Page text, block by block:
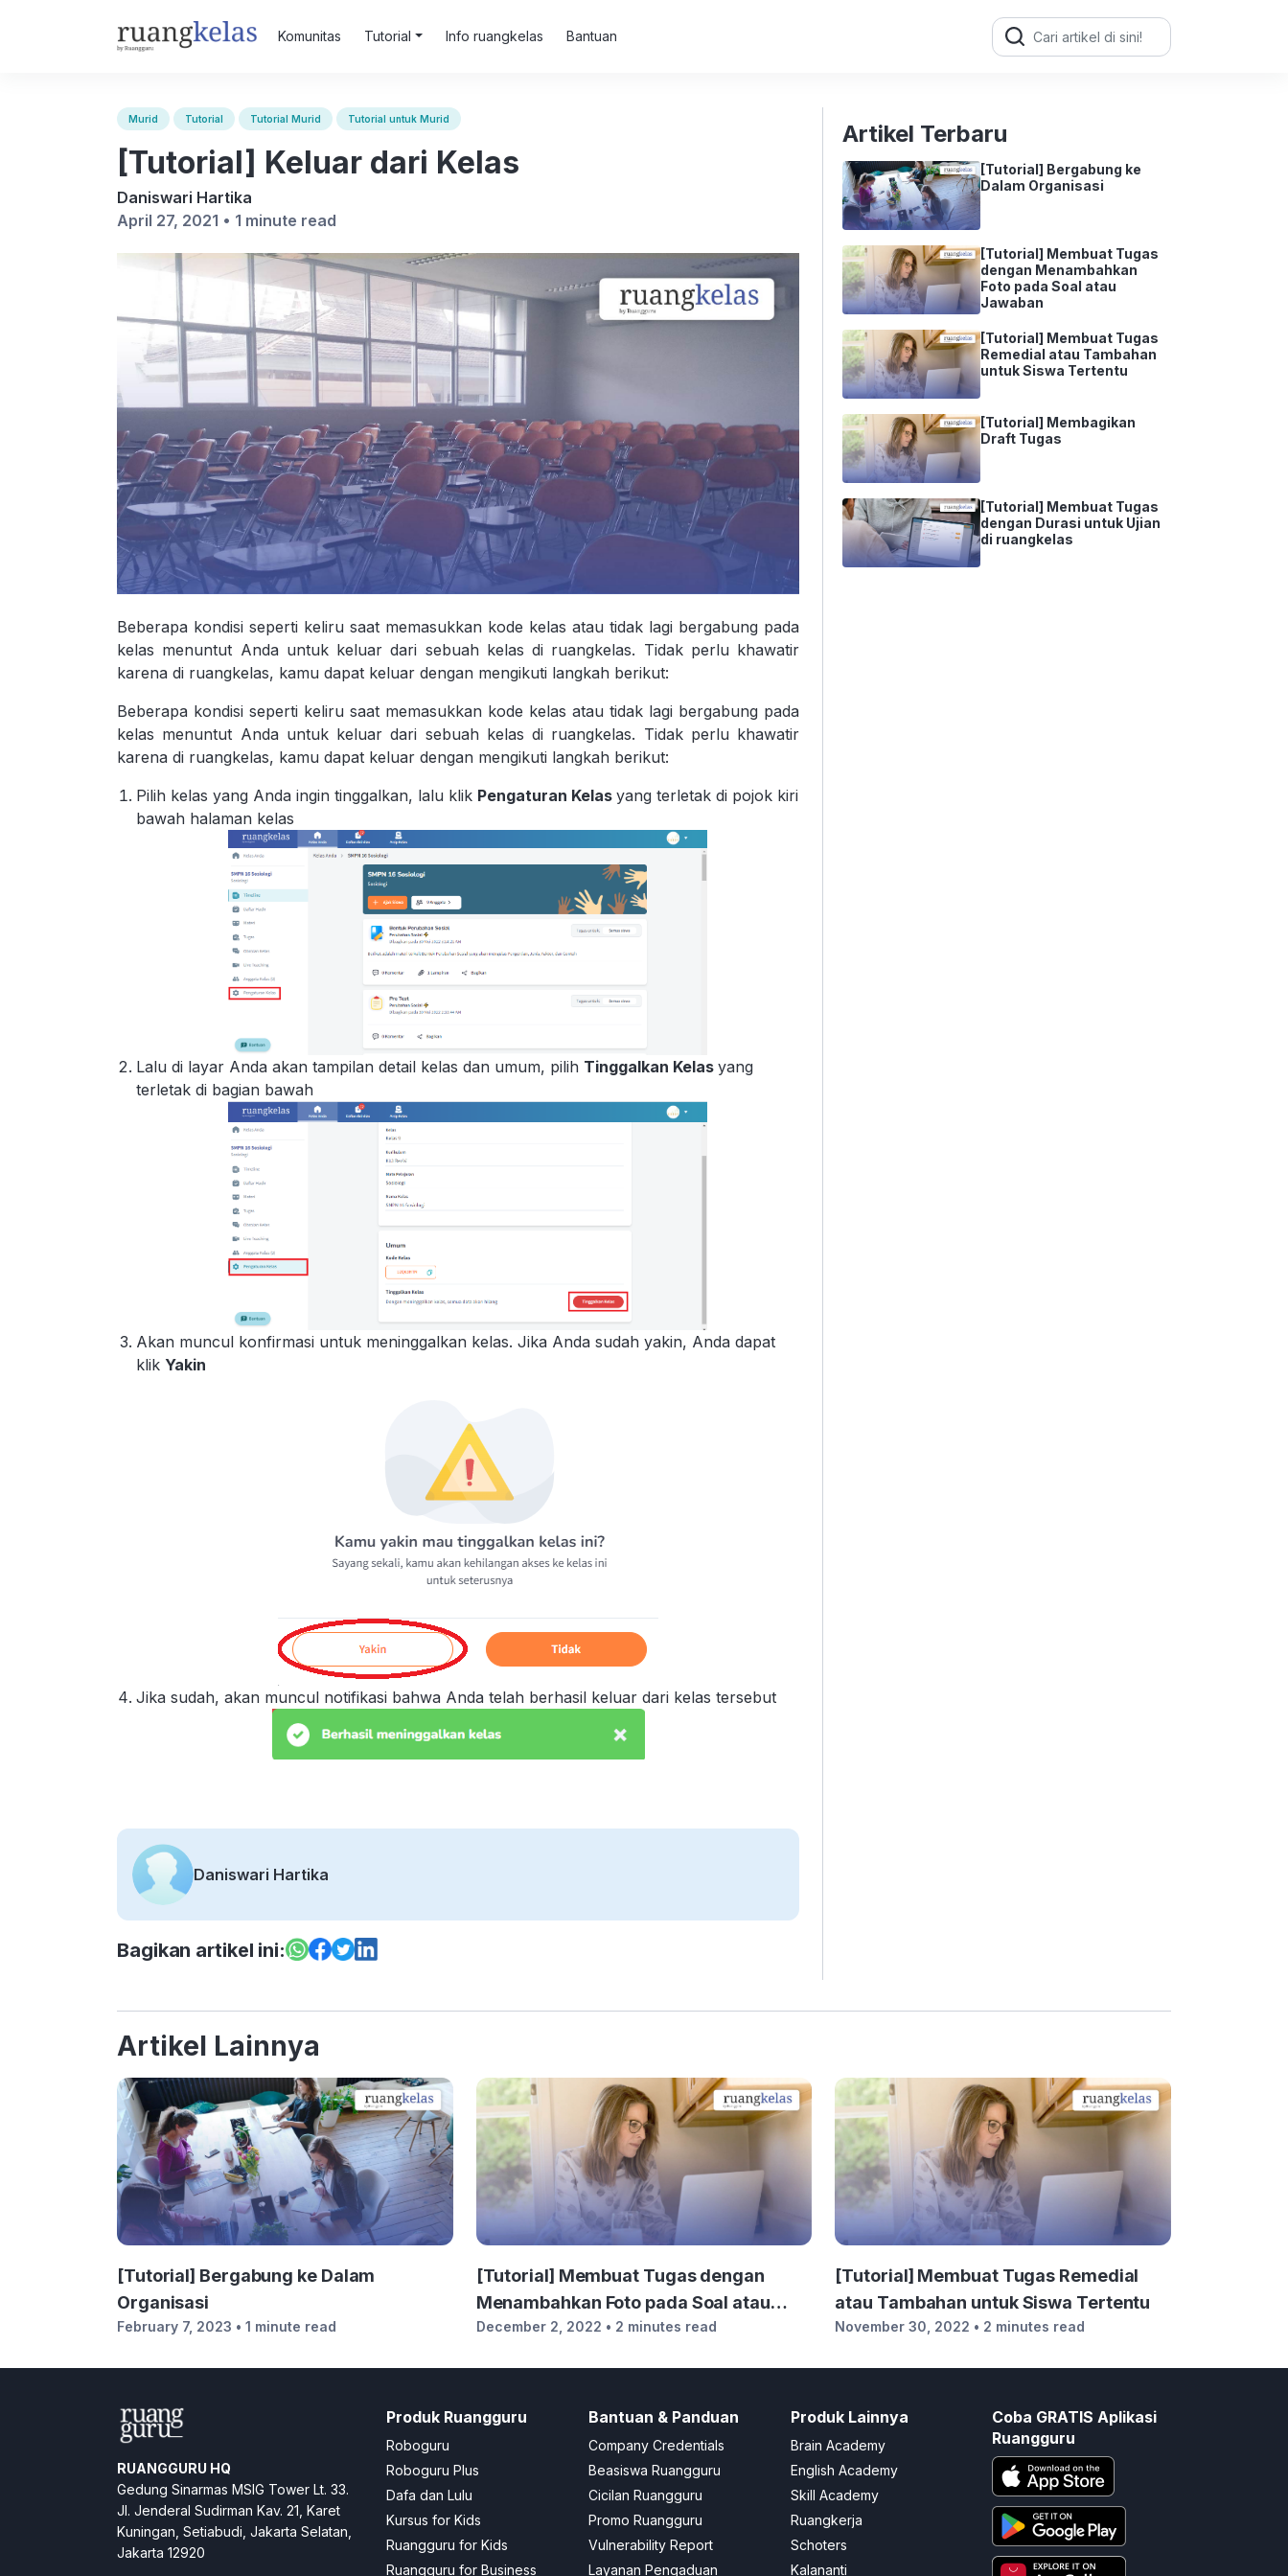
Komunitas Tutorial Info ruangkelas Bantuan
Search
for:
Murid Tutorial Tutorial Murid Tutorial untuk Murid
[Tutorial] Keluar dari Kelas
Daniswari Hartika
April 27, 2021 • 1 minute read
Beberapa kondisi seperti keliru saat memasukkan kode kelas atau tidak lagi bergabung pada
kelas menuntut Anda untuk keluar dari sebuah kelas di ruangkelas. Tidak perlu khawatir
karena di ruangkelas, kamu dapat keluar dengan mengikuti langkah berikut:
Beberapa kondisi seperti keliru saat memasukkan kode kelas atau tidak lagi bergabung pada
kelas menuntut Anda untuk keluar dari sebuah kelas di ruangkelas. Tidak perlu khawatir
karena di ruangkelas, kamu dapat keluar dengan mengikuti langkah berikut:
Pilih kelas yang Anda ingin tinggalkan, lalu klik Pengaturan Kelas yang terletak di pojok kiri
bawah halaman kelas
Lalu di layar Anda akan tampilan detail kelas dan umum, pilih Tinggalkan Kelas yang
terletak di bagian bawah
Akan muncul konfirmasi untuk meninggalkan kelas. Jika Anda sudah yakin, Anda dapat
klik Yakin
Jika sudah, akan muncul notifikasi bahwa Anda telah berhasil keluar dari kelas tersebut
Daniswari Hartika
Bagikan artikel ini:
Artikel Terbaru
[Tutorial] Bergabung ke
Dalam Organisasi
[Tutorial] Membuat Tugas
dengan Menambahkan
Foto pada Soal atau
Jawaban
[Tutorial] Membuat Tugas
Remedial atau Tambahan
untuk Siswa Tertentu
[Tutorial] Membagikan
Draft Tugas
[Tutorial] Membuat Tugas
dengan Durasi untuk Ujian
di ruangkelas
Artikel Lainnya
[Tutorial] Bergabung ke Dalam
Organisasi
February 7, 2023 • 1 minute read
[Tutorial] Membuat Tugas dengan
Menambahkan Foto pada Soal atau
Jawaban
December 2, 2022 • 2 minutes read
[Tutorial] Membuat Tugas Remedial
atau Tambahan untuk Siswa Tertentu
November 30, 2022 • 2 minutes read
RUANGGURU HQ
Gedung Sinarmas MSIG Tower Lt. 33.
Jl. Jenderal Sudirman Kav. 21, Karet
Kuningan, Setiabudi, Jakarta Selatan,
Jakarta 12920
Produk Ruangguru
Roboguru
Roboguru Plus
Dafa dan Lulu
Kursus for Kids
Ruangguru for Kids
Ruangguru for Business
Bantuan & Panduan
Company Credentials
Beasiswa Ruangguru
Cicilan Ruangguru
Promo Ruangguru
Vulnerability Report
Layanan Pengaduan
Produk Lainnya
Brain Academy
English Academy
Skill Academy
Ruangkerja
Schoters
Kalananti
Coba GRATIS Aplikasi
Ruangguru